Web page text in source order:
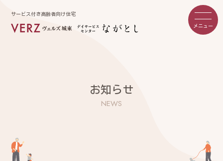
サービス付き高齢者向け住宅
メニュー
お知らせ
NEWS